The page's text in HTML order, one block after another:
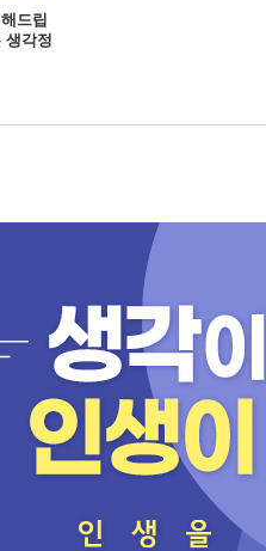
비서: 디지털 마인드맵
정리가 안 됐던 이유
업 아이디어 기획하기
요? 시간도 가계부 쓰세요!
드는 과학적인 시간관리법
의 황금레시피 만들기
만의 루틴 만들기
를 정리해드립니다
사람의 시간은 거꾸로 간다
장기간 전망을 한다
잡힌 라이프스타일 만들기
드립
생각정